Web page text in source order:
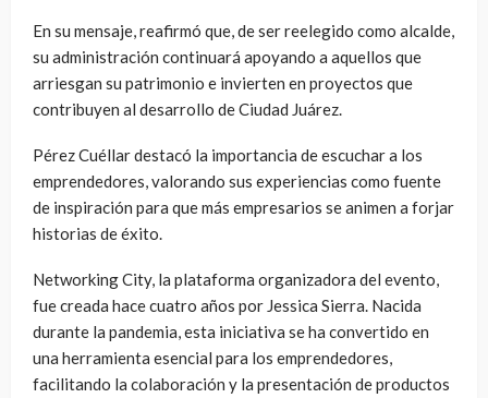
En su mensaje, reafirmó que, de ser reelegido como alcalde,
su administración continuará apoyando a aquellos que
arriesgan su patrimonio e invierten en proyectos que
contribuyen al desarrollo de Ciudad Juárez.
Pérez Cuéllar destacó la importancia de escuchar a los
emprendedores, valorando sus experiencias como fuente
de inspiración para que más empresarios se animen a forjar
historias de éxito.
Networking City, la plataforma organizadora del evento,
fue creada hace cuatro años por Jessica Sierra. Nacida
durante la pandemia, esta iniciativa se ha convertido en
una herramienta esencial para los emprendedores,
facilitando la colaboración y la presentación de productos